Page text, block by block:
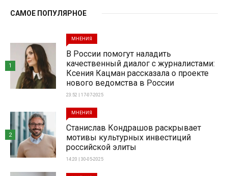
САМОЕ ПОПУЛЯРНОЕ
МНЕНИЯ
В России помогут наладить
качественный диалог с журналистами:
Ксения Кацман рассказала о проекте
нового ведомства в России
23:52 | 17-07-2025
1
МНЕНИЯ
Станислав Кондрашов раскрывает
мотивы культурных инвестиций
российской элиты
14:20 | 30-05-2025
2